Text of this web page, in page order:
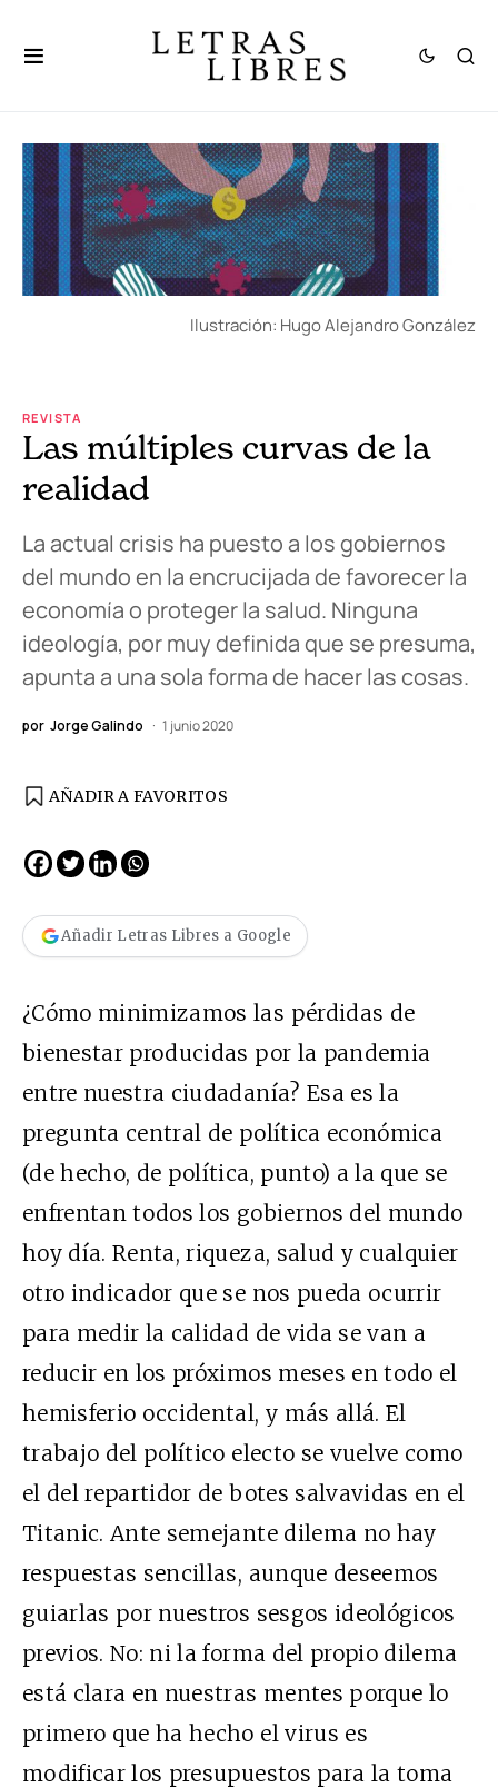
Ilustración: Hugo Alejandro González
REVISTA
Las múltiples curvas de la
realidad
La actual crisis ha puesto a los gobiernos
del mundo en la encrucijada de favorecer la
economía o proteger la salud. Ninguna
ideología, por muy definida que se presuma,
apunta a una sola forma de hacer las cosas.
por Jorge Galindo 1 junio 2020
AÑADIR A FAVORITOS
Añadir Letras Libres a Google
¿Cómo minimizamos las pérdidas de
bienestar producidas por la pandemia
entre nuestra ciudadanía? Esa es la
pregunta central de política económica
(de hecho, de política, punto) a la que se
enfrentan todos los gobiernos del mundo
hoy día. Renta, riqueza, salud y cualquier
otro indicador que se nos pueda ocurrir
para medir la calidad de vida se van a
reducir en los próximos meses en todo el
hemisferio occidental, y más allá. El
trabajo del político electo se vuelve como
el del repartidor de botes salvavidas en el
Titanic. Ante semejante dilema no hay
respuestas sencillas, aunque deseemos
guiarlas por nuestros sesgos ideológicos
previos. No: ni la forma del propio dilema
está clara en nuestras mentes porque lo
primero que ha hecho el virus es
modificar los presupuestos para la toma